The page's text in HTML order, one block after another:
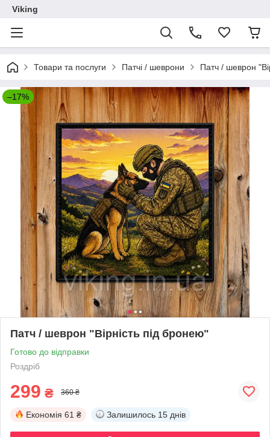
Viking
Товари та послуги Патчі / шеврони Патч / шеврон
–17%
Патч / шеврон "Вірність під бронею"
Готово до відправки
Роздріб
299 ₴ 360 ₴
Економія 61 ₴ Залишилось 15 днів